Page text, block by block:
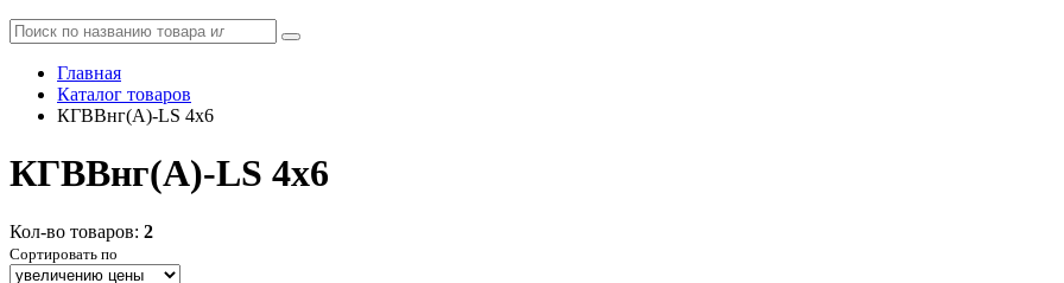
Главная
Каталог товаров
КГВВнг(А)-LS 4x6
КГВВнг(А)-LS 4x6
Кол-во товаров: 2
Сортировать по